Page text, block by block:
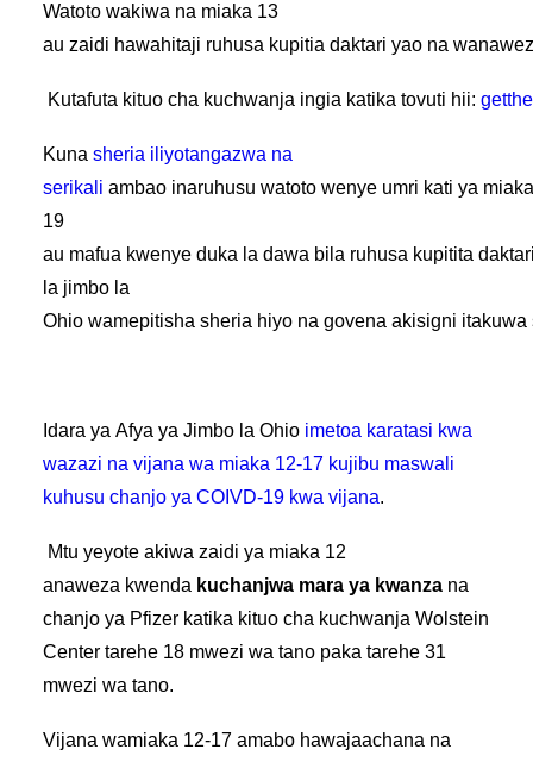
Watoto wakiwa na miaka 13
au zaidi hawahitaji ruhusa kupitia daktari yao na
Kutafuta kituo cha kuchwanja ingia katika tovuti hii:
Kuna sheria iliyotangazwa na
serikali ambao inaruhusu watoto wenye umri kati ya
19
au mafua kwenye duka la dawa bila ruhusa kupitita
la jimbo la
Ohio wamepitisha sheria hiyo na govena akisigni itakuwa
Idara ya Afya ya Jimbo la Ohio imetoa karatasi kwa
wazazi na vijana wa miaka 12-17 kujibu maswali
kuhusu chanjo ya COIVD-19 kwa vijana.
Mtu yeyote akiwa zaidi ya miaka 12
anaweza kwenda kuchanjwa mara ya kwanza na
chanjo ya Pfizer katika kituo cha kuchwanja Wolstein
Center tarehe 18 mwezi wa tano paka tarehe 31
mwezi wa tano.
Vijana wamiaka 12-17 amabo hawajaachana na